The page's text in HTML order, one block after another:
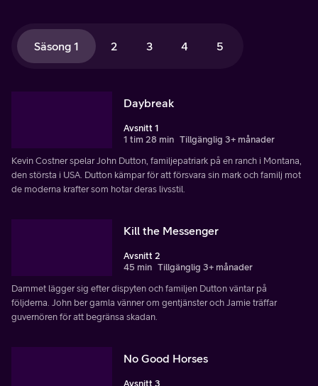
Säsong 1 2 3 4 5
Daybreak
Avsnitt 1
1 tim 28 min Tillgänglig 3+ månader
Kevin Costner spelar John Dutton, familjepatriark på en ranch i Montana,
den största i USA. Dutton kämpar för att försvara sin mark och familj mot
de moderna krafter som hotar deras livsstil.
Kill the Messenger
Avsnitt 2
45 min Tillgänglig 3+ månader
Dammet lägger sig efter dispyten och familjen Dutton väntar på
följderna. John ber gamla vänner om gentjänster och Jamie träffar
guvernören för att begränsa skadan.
No Good Horses
Avsnitt 3